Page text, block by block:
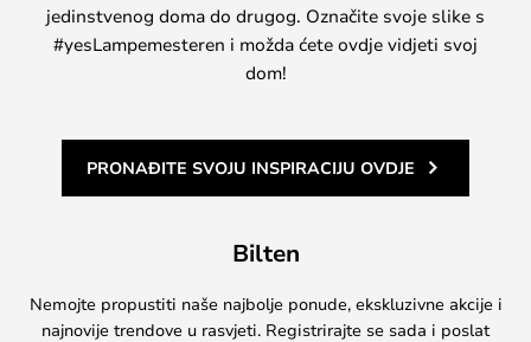
jedinstvenog doma do drugog. Označite svoje slike s
#yesLampemesteren i možda ćete ovdje vidjeti svoj
dom!
PRONAĐITE SVOJU INSPIRACIJU OVDJE
Bilten
Nemojte propustiti naše najbolje ponude, ekskluzivne akcije i
najnovije trendove u rasvjeti. Registrirajte se sada i poslat